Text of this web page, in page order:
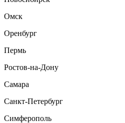
Омск
Оренбург
Пермь
Ростов-на-Дону
Самара
Санкт-Петербург
Симферополь